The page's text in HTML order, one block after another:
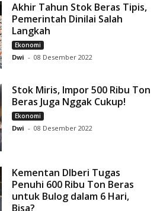
Akhir Tahun Stok Beras Tipis,
Pemerintah Dinilai Salah
Langkah
Ekonomi
Dwi - 08 Desember 2022
Stok Miris, Impor 500 Ribu Ton
Beras Juga Nggak Cukup!
Ekonomi
Dwi - 08 Desember 2022
Kementan DIberi Tugas
Penuhi 600 Ribu Ton Beras
untuk Bulog dalam 6 Hari,
Bisa?